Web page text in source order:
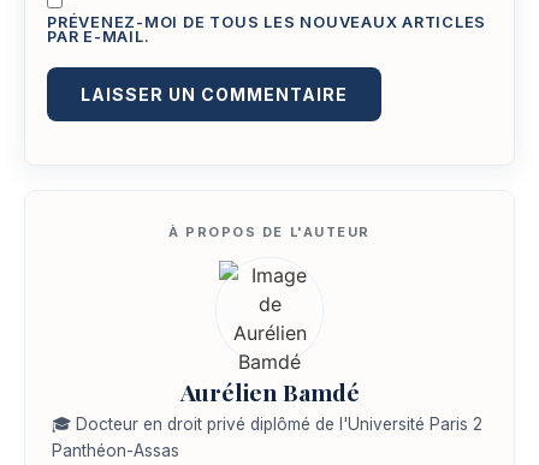
PRÉVENEZ-MOI DE TOUS LES NOUVEAUX ARTICLES
PAR E-MAIL.
Aurélien Bamdé
🎓 Docteur en droit privé diplômé de l'Université Paris 2
Panthéon-Assas